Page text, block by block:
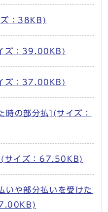
：38KB)
ズ：39.00KB)
ズ：37.00KB)
時の部分払](サイズ：
サイズ：67.50KB)
いや部分払いを受けた